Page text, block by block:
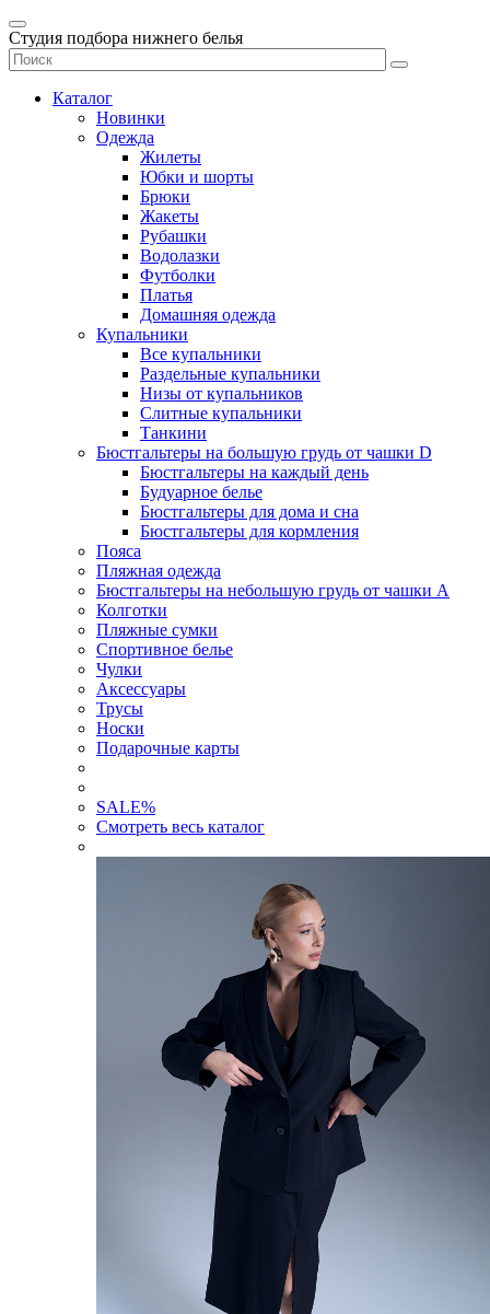
Студия подбора нижнего белья
Каталог
Новинки
Одежда
Жилеты
Юбки и шорты
Брюки
Жакеты
Рубашки
Водолазки
Футболки
Платья
Домашняя одежда
Купальники
Все купальники
Раздельные купальники
Низы от купальников
Слитные купальники
Танкини
Бюстгальтеры на большую грудь от чашки D
Бюстгальтеры на каждый день
Будуарное белье
Бюстгальтеры для дома и сна
Бюстгальтеры для кормления
Пояса
Пляжная одежда
Бюстгальтеры на небольшую грудь от чашки А
Колготки
Пляжные сумки
Спортивное белье
Чулки
Аксессуары
Трусы
Носки
Подарочные карты
SALE%
Смотреть весь каталог